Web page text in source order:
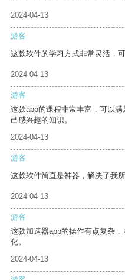
2024-04-13
游客
这款软件的学习方式非常灵活，
2024-04-13
游客
这款app的课程非常丰富，可以
己感兴趣的知识。
2024-04-13
游客
这款软件简直是神器，解决了我所
2024-04-13
游客
这款加速器app的操作有点复杂
化。
2024-04-13